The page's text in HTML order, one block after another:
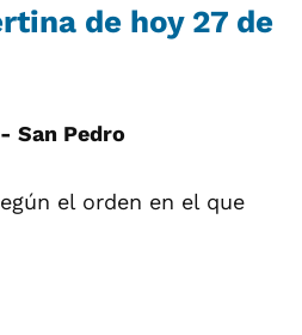
de hoy 27 de
San Pedro
el orden en el que